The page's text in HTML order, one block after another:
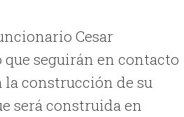
Cesar
que seguirán en contacto
construcción de su
será construida en